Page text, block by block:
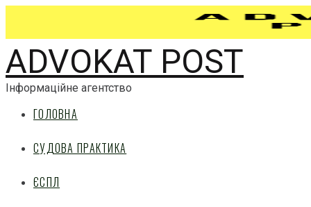
ADVOKAT POST
Інформаційне агентство
ГОЛОВНА
СУДОВА ПРАКТИКА
ЄСПЛ